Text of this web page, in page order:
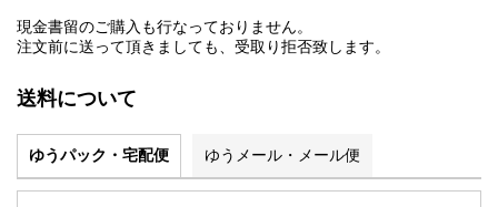
現金書留のご購入も行なっておりません。
注文前に送って頂きましても、受取り拒否致します。
送料について
ゆうパック・宅配便 ゆうメール・メール便